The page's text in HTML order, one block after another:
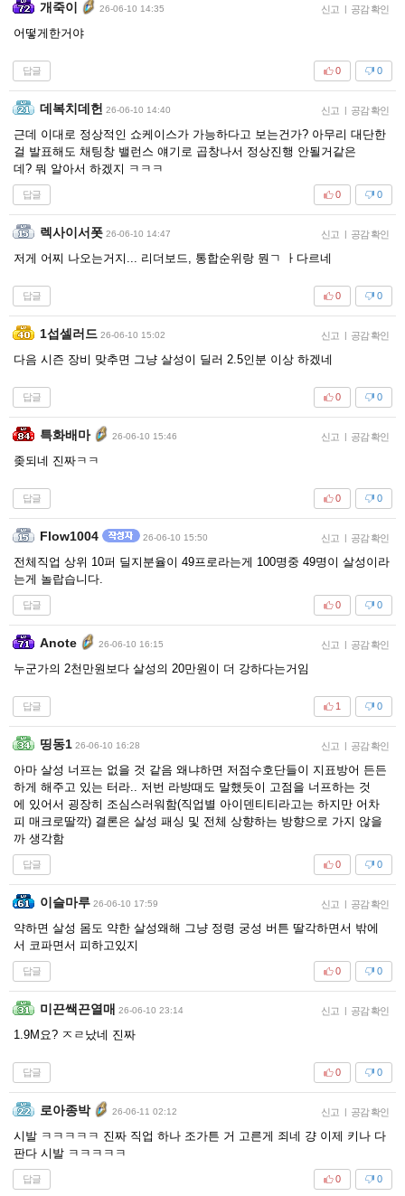
개죽이 26-06-10 14:35 신고 | 공감 확인
어떻게한거야
답글 0
0
데복치데헌 26-06-10 14:40 신고 | 공감 확인
근데 이대로 정상적인 쇼케이스가 가능하다고 보는건가? 아무리 대단한
걸 발표해도 채팅창 밸런스 얘기로 곱창나서 정상진행 안될거같은
데? 뭐 알아서 하겠지 ㅋㅋㅋ
답글 0
0
렉사이서폿 26-06-10 14:47 신고 | 공감 확인
저게 어찌 나오는거지... 리더보드, 통합순위랑 뭔ㄱ ㅏ다르네
답글 0
0
1섭셀러드 26-06-10 15:02 신고 | 공감 확인
다음 시즌 장비 맞추면 그냥 살성이 딜러 2.5인분 이상 하겠네
답글 0
0
특화배마 26-06-10 15:46 신고 | 공감 확인
좆되네 진짜ㅋㅋ
답글 0
0
Flow1004 26-06-10 15:50 신고 | 공감 확인
전체직업 상위 10퍼 딜지분율이 49프로라는게 100명중 49명이 살성이라
는게 놀랍습니다.
답글 0
0
Anote 26-06-10 16:15 신고 | 공감 확인
누군가의 2천만원보다 살성의 20만원이 더 강하다는거임
답글 0
1
띵동1 26-06-10 16:28 신고 | 공감 확인
아마 살성 너프는 없을 것 같음 왜냐하면 저점수호단들이 지표방어 든든
하게 해주고 있는 터라.. 저번 라방때도 말했듯이 고점을 너프하는 것
에 있어서 굉장히 조심스러워함(직업별 아이덴티티라고는 하지만 어차
피 매크로딸깍) 결론은 살성 패싱 및 전체 상향하는 방향으로 가지 않을
까 생각함
답글 0
0
이슬마루 26-06-10 17:59 신고 | 공감 확인
약하면 살성 몸도 약한 살성왜해 그냥 정령 궁성 버튼 딸각하면서 밖에
서 코파면서 피하고있지
답글 0
0
미끈쌕끈열매 26-06-10 23:14 신고 | 공감 확인
1.9M요? ㅈㄹ났네 진짜
답글 0
0
로아종박 26-06-11 02:12 신고 | 공감 확인
시발 ㅋㅋㅋㅋㅋ 진짜 직업 하나 조가튼 거 고른게 죄네 걍 이제 키나 다
판다 시발 ㅋㅋㅋㅋㅋ
답글 0
0